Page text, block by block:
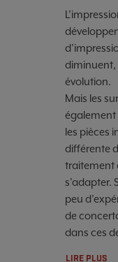
diminuent,
évolution.
Mais les
les pièces
différente
traitement
s’adapter.
peu
de
dans ces
LIRE PLUS